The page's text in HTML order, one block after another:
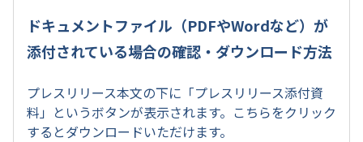
ドキュメントファイル（PDFやWordなど）が
添付されている場合の確認・ダウンロード方法
プレスリリース本文の下に「プレスリリース添付資
料」というボタンが表示されます。こちらをクリック
するとダウンロードいただけます。